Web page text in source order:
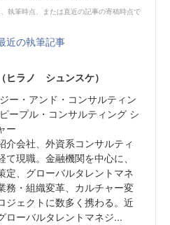
執筆時点、または直近の記事の寄稿時点で
近の執筆記事
ラノ シュンスケ）
ー・アンド・コンサルティン
ープル・コンサルティング シ
ー
介会社、外資系コンサルティ
て現職。金融機関を中心に、
定、グローバルタレントマネ
務・組織変革、カルチャー変
ジェクトに数多く携わる。近
ローバルタレントマネジ...